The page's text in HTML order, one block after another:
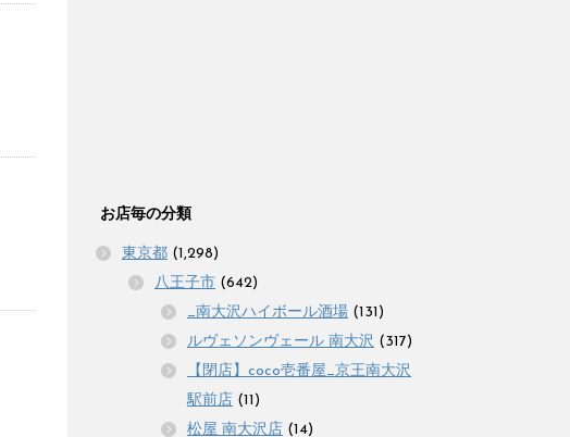
お店毎の分類
東京都 (1,298)
八王子市 (642)
_南大沢ハイボール酒場 (131)
ルヴェソンヴェール 南大沢 (317)
【閉店】coco壱番屋_京王南大沢
駅前店 (11)
松屋 南大沢店 (14)